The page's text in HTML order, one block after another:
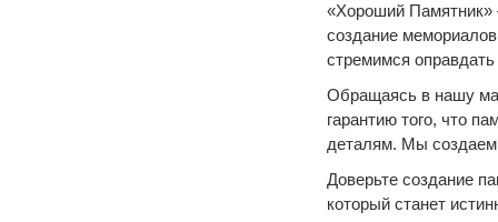
«Хороший Памятник»
создание
стремимся
Обращаясь в нашу
гарантию того, что
деталям. Мы создаем
Доверьте создание
который станет